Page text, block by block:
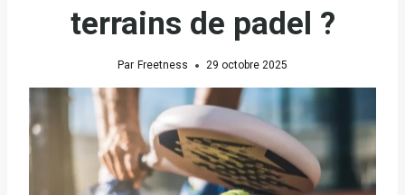
terrains de padel ?
Par Freetness 29 octobre 2025